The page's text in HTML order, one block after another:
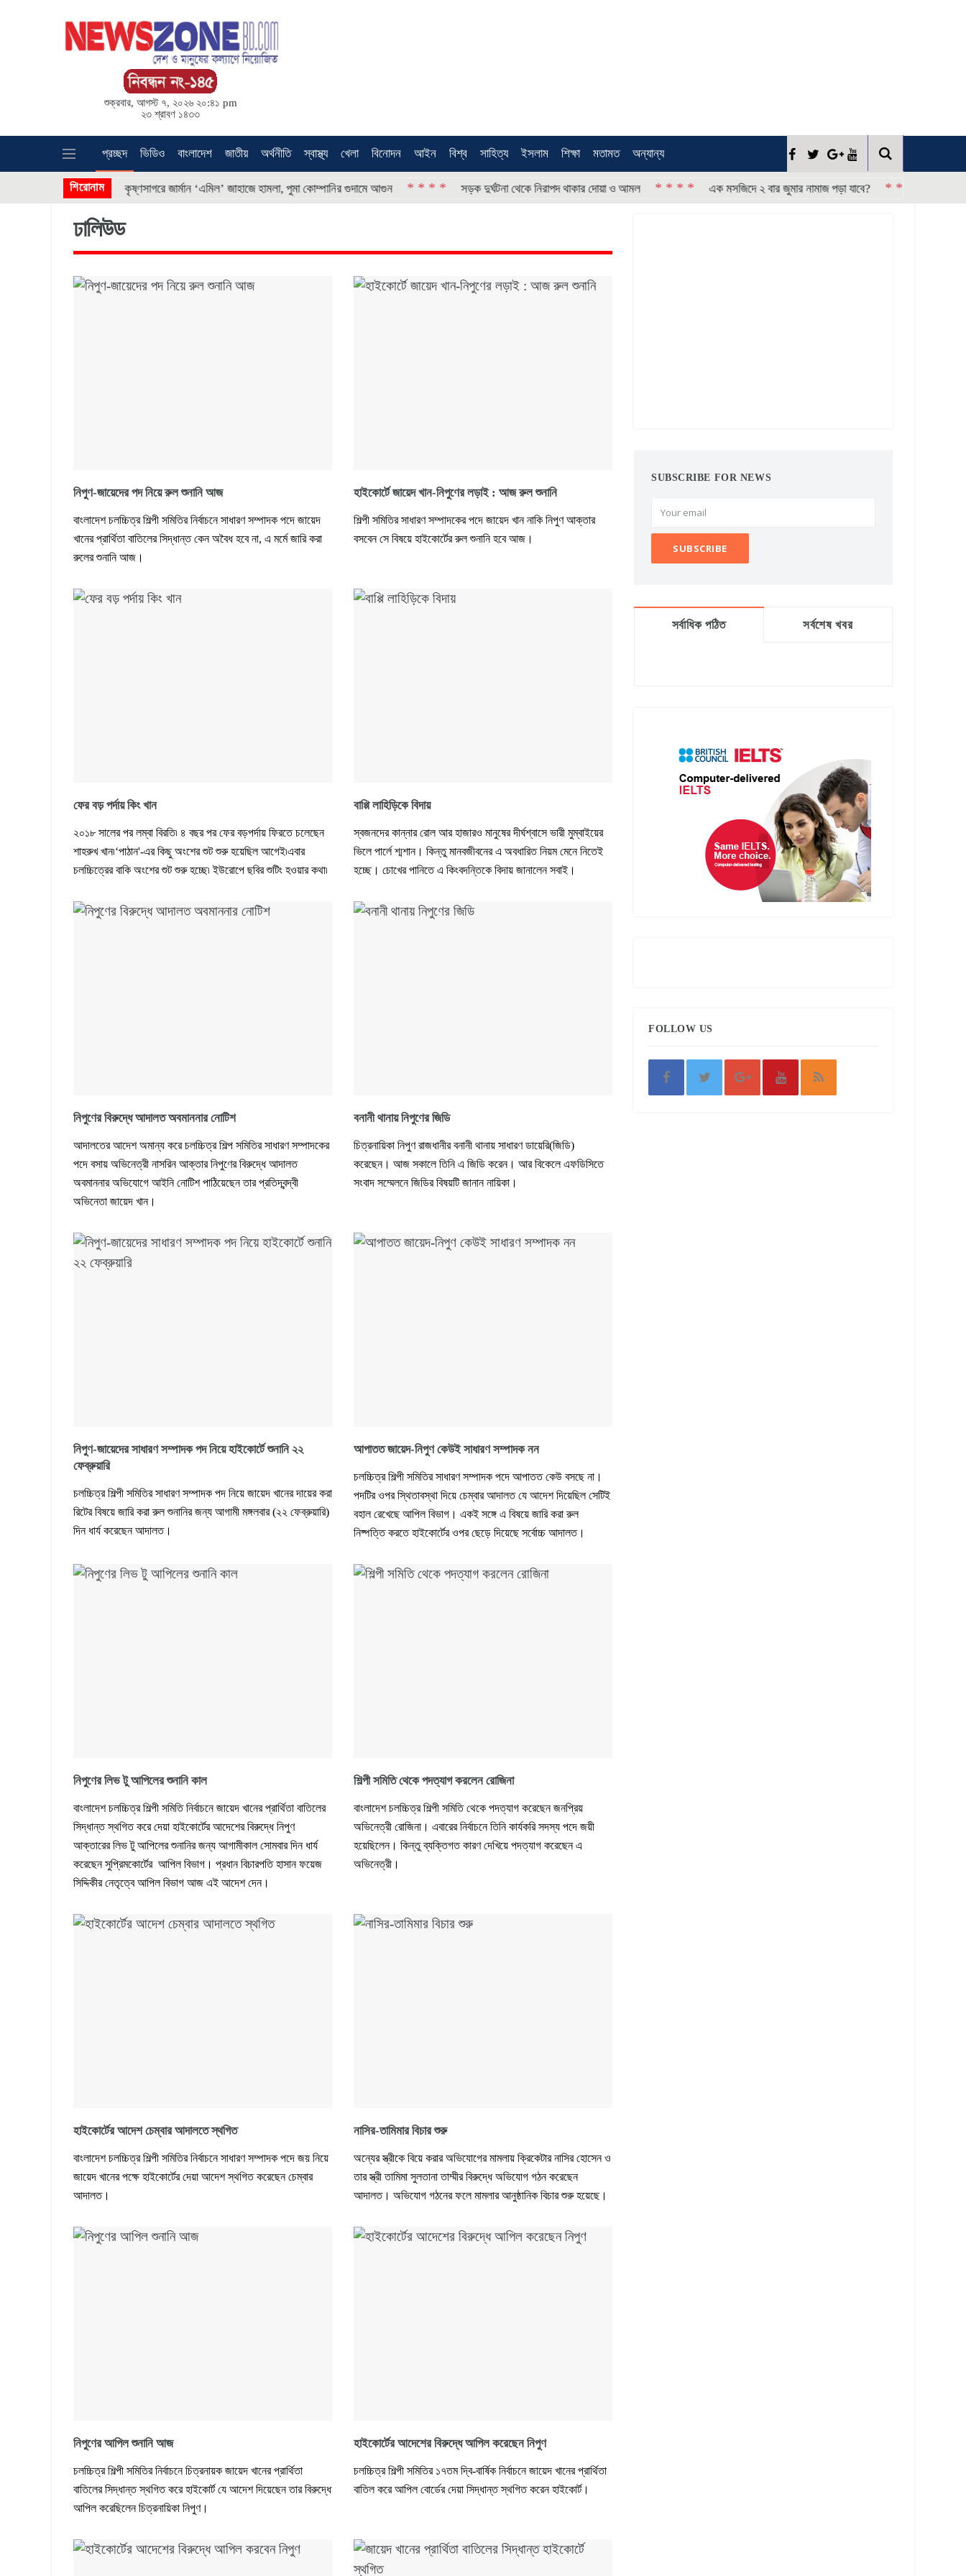
শুক্রবার, আগস্ট ৭, ২০২৬ ২০:৪১ pm
২৩ শ্রাবণ ১৪৩৩
প্রচ্ছদ ভিডিও বাংলাদেশ জাতীয় অর্থনীতি স্বাস্থ্য খেলা বিনোদন আইন বিশ্ব সাহিত্য ইসলাম শিক্ষা মতামত অন্যান্য
শিরোনাম
কৃষ্ণসাগরে জার্মান ‘এমিল’ জাহাজে হামলা, পুমা কোম্পানির গুদামে আগুন * * * * সড়ক দুর্ঘটনা থেকে নিরাপদ থাকার দোয়া ও আমল * * * * এক মসজিদে ২ বার জুমার নামাজ পড়া যাবে? * * * *
ঢালিউড
নিপুণ-জায়েদের পদ নিয়ে রুল শুনানি আজ
বাংলাদেশ চলচ্চিত্র শিল্পী সমিতির নির্বাচনে সাধারণ সম্পাদক পদে জায়েদ
খানের প্রার্থিতা বাতিলের সিদ্ধান্ত কেন অবৈধ হবে না, এ মর্মে জারি করা
রুলের শুনানি আজ।
হাইকোর্টে জায়েদ খান-নিপুণের লড়াই : আজ রুল শুনানি
শিল্পী সমিতির সাধারণ সম্পাদকের পদে জায়েদ খান নাকি নিপুণ আক্তার
বসবেন সে বিষয়ে হাইকোর্টের রুল শুনানি হবে আজ।
ফের বড় পর্দায় কিং খান
২০১৮ সালের পর লম্বা বিরতি৷ ৪ বছর পর ফের বড়পর্দায় ফিরতে চলেছেন
শাহরুখ খান৷‘পাঠান'-এর কিছু অংশের শুট শুরু হয়েছিল আগেই৷এবার
চলচ্চিত্রের বাকি অংশের শুট শুরু হচ্ছে৷ ইউরোপে ছবির শুটিং হওয়ার কথা৷
বাপ্পি লাহিড়িকে বিদায়
স্বজনদের কান্নার রোল আর হাজারও মানুষের দীর্ঘশ্বাসে ভারী মুম্বাইয়ের
ভিলে পার্লে শ্মশান। কিন্তু মানবজীবনের এ অবধারিত নিয়ম মেনে নিতেই
হচ্ছে। চোখের পানিতে এ কিংবদন্তিকে বিদায় জানালেন সবাই।
নিপুণের বিরুদ্ধে আদালত অবমাননার নোটিশ
আদালতের আদেশ অমান্য করে চলচ্চিত্র শিল্প সমিতির সাধারণ সম্পাদকের
পদে বসায় অভিনেত্রী নাসরিন আক্তার নিপুণের বিরুদ্ধে আদালত
অবমাননার অভিযোগে আইনি নোটিশ পাঠিয়েছেন তার প্রতিদ্বন্দ্বী
অভিনেতা জায়েদ খান।
বনানী থানায় নিপুণের জিডি
চিত্রনায়িকা নিপুণ রাজধানীর বনানী থানায় সাধারণ ডায়েরি(জিডি)
করেছেন। আজ সকালে তিনি এ জিডি করেন। আর বিকেলে এফডিসিতে
সংবাদ সম্মেলনে জিডির বিষয়টি জানান নায়িকা।
নিপুণ-জায়েদের সাধারণ সম্পাদক পদ নিয়ে হাইকোর্টে শুনানি ২২
ফেব্রুয়ারি
চলচ্চিত্র শিল্পী সমিতির সাধারণ সম্পাদক পদ নিয়ে জায়েদ খানের দায়ের করা
রিটের বিষয়ে জারি করা রুল শুনানির জন্য আগামী মঙ্গলবার (২২ ফেব্রুয়ারি)
দিন ধার্য করেছেন আদালত।
আপাতত জায়েদ-নিপুণ কেউই সাধারণ সম্পাদক নন
চলচ্চিত্র শিল্পী সমিতির সাধারণ সম্পাদক পদে আপাতত কেউ বসছে না।
পদটির ওপর স্থিতাবস্থা দিয়ে চেম্বার আদালত যে আদেশ দিয়েছিল সেটিই
বহাল রেখেছে আপিল বিভাগ। একই সঙ্গে এ বিষয়ে জারি করা রুল
নিষ্পত্তি করতে হাইকোর্টের ওপর ছেড়ে দিয়েছে সর্বোচ্চ আদালত।
নিপুণের লিভ টু আপিলের শুনানি কাল
বাংলাদেশ চলচ্চিত্র শিল্পী সমিতি নির্বাচনে জায়েদ খানের প্রার্থিতা বাতিলের
সিদ্ধান্ত স্থগিত করে দেয়া হাইকোর্টের আদেশের বিরুদ্ধে নিপুণ
আক্তারের লিভ টু আপিলের শুনানির জন্য আগামীকাল সোমবার দিন ধার্য
করেছেন সুপ্রিমকোর্টের আপিল বিভাগ। প্রধান বিচারপতি হাসান ফয়েজ
সিদ্দিকীর নেতৃত্বে আপিল বিভাগ আজ এই আদেশ দেন।
শিল্পী সমিতি থেকে পদত্যাগ করলেন রোজিনা
বাংলাদেশ চলচ্চিত্র শিল্পী সমিতি থেকে পদত্যাগ করেছেন জনপ্রিয়
অভিনেত্রী রোজিনা। এবারের নির্বাচনে তিনি কার্যকরি সদস্য পদে জয়ী
হয়েছিলেন। কিন্তু ব্যক্তিগত কারণ দেখিয়ে পদত্যাগ করেছেন এ
অভিনেত্রী।
হাইকোর্টের আদেশ চেম্বার আদালতে স্থগিত
বাংলাদেশ চলচ্চিত্র শিল্পী সমিতির নির্বাচনে সাধারণ সম্পাদক পদে জয় নিয়ে
জায়েদ খানের পক্ষে হাইকোর্টের দেয়া আদেশ স্থগিত করেছেন চেম্বার
আদালত।
নাসির-তামিমার বিচার শুরু
অন্যের স্ত্রীকে বিয়ে করার অভিযোগের মামলায় ক্রিকেটার নাসির হোসেন ও
তার স্ত্রী তামিমা সুলতানা তাম্মীর বিরুদ্ধে অভিযোগ গঠন করেছেন
আদালত। অভিযোগ গঠনের ফলে মামলার আনুষ্ঠানিক বিচার শুরু হয়েছে।
নিপুণের আপিল শুনানি আজ
চলচ্চিত্র শিল্পী সমিতির নির্বাচনে চিত্রনায়ক জায়েদ খানের প্রার্থিতা
বাতিলের সিদ্ধান্ত স্থগিত করে হাইকোর্ট যে আদেশ দিয়েছেন তার বিরুদ্ধে
আপিল করেছিলেন চিত্রনায়িকা নিপুণ।
হাইকোর্টের আদেশের বিরুদ্ধে আপিল করেছেন নিপুণ
চলচ্চিত্র শিল্পী সমিতির ১৭তম দ্বি-বার্ষিক নির্বাচনে জায়েদ খানের প্রার্থিতা
বাতিল করে আপিল বোর্ডের দেয়া সিদ্ধান্ত স্থগিত করেন হাইকোর্ট।
SUBSCRIBE FOR NEWS
সর্বাধিক পঠিত সর্বশেষ খবর
FOLLOW US